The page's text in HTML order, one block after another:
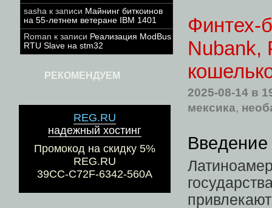
sasha к записи Майнинг биткоинов
на 55-летнем ветеране IBM 1401
Roman к записи Реализация ModBus
RTU Slave на stm32
РЕКОМЕНДУЕМ
REG.RU
надежный хостинг
Промокод на скидку 5%
REG.RU
39CC-C72F-6342-560A
Финтех-
Nubank,
2025-08-14 в
мексика,
Введение